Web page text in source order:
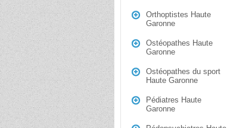
Orthoptistes Haute
Garonne
Ostéopathes Haute
Garonne
Ostéopathes du sport
Haute Garonne
Pédiatres Haute
Garonne